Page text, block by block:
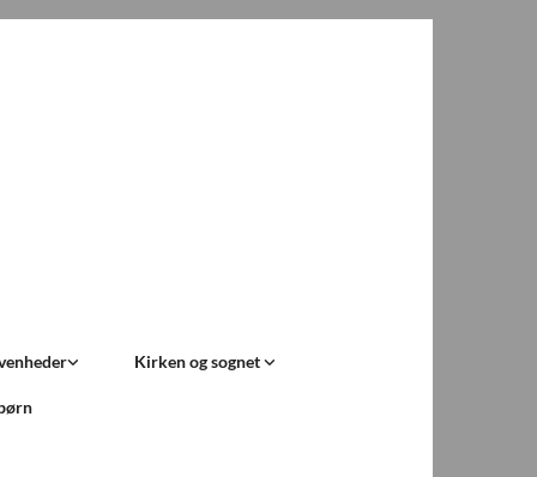
Kirken og sognet